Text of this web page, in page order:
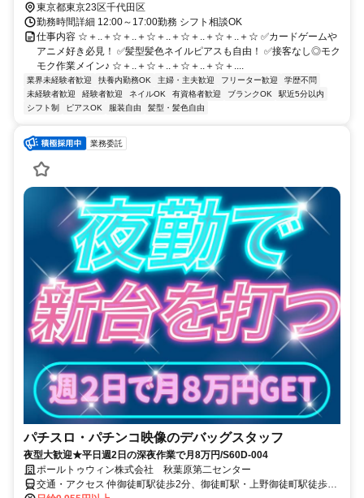
東京都東京23区千代田区
勤務時間詳細 12:00～17:00勤務 シフト相談OK
仕事内容 ☆＋..＋☆＋..＋☆＋..＋☆＋..＋☆＋..＋☆ ✅カードゲームや
アニメ好き必見！ ✅髪型髪色ネイルピアスも自由！ ✅接客なし◎モク
モク作業メイン♪ ☆＋..＋☆＋..＋☆＋..＋☆＋....
業界未経験者歓迎 扶養内勤務OK 主婦・主夫歓迎 フリーター歓迎
学歴不問
未経験者歓迎
経験者歓迎 ネイルOK 有資格者歓迎 ブランクOK
駅近5分以内
シフト制
ピアスOK 服装自由 髪型・髪色自由
業務委託
パチスロ・パチンコ映像のデバッグスタッフ
夜型大歓迎★平日週2日の深夜作業で月8万円/S60D-004
ポールトゥウィン株式会社 秋葉原第二センター
交通・アクセス 仲御徒町駅徒歩2分、御徒町駅・上野御徒町駅徒歩3